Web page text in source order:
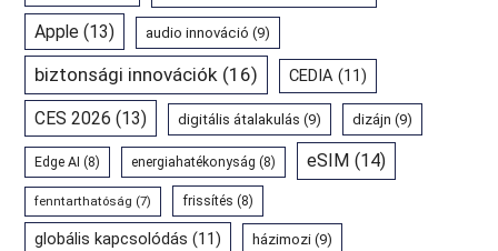
Apple (13) audio innováció (9)
biztonsági innovációk (16) CEDIA (11)
CES 2026 (13) digitális átalakulás (9) dizájn (9)
Edge AI (8) energiahatékonyság (8) eSIM (14)
fenntarthatóság (7) frissítés (8)
globális kapcsolódás (11) házimozi (9)